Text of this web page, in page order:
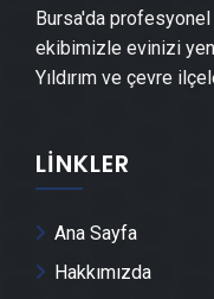
Osmangazi Şap
Osmangazi
Bursa'da
ekibimizle evinizi
Yıldırım ve çevre
LINKLER
Ana Sayfa
Hakkımızda